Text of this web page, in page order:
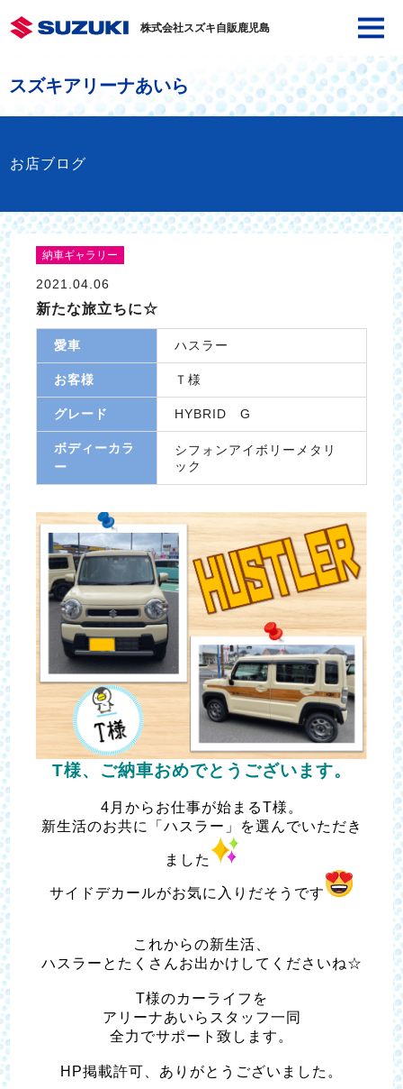
株式会社スズキ自販鹿児島
スズキアリーナあいら
お店ブログ
納車ギャラリー
2021.04.06
新たな旅立ちに☆
愛車 ハスラー
お客様 Ｔ様
グレード HYBRID G
ボディーカラ
ー
シフォンアイボリーメタリ
ック
T様、ご納車おめでとうございます。
4月からお仕事が始まるT様。
新生活のお共に「ハスラー」を選んでいただき
ました
サイドデカールがお気に入りだそうです
これからの新生活、
ハスラーとたくさんお出かけしてくださいね☆
T様のカーライフを
アリーナあいらスタッフ一同
全力でサポート致します。
HP掲載許可、ありがとうございました。